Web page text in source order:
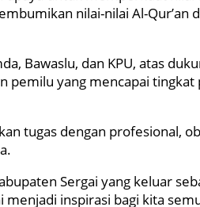
nilai-nilai Al-
Bawaslu, dan KPU, atas
yang mencapai
tugas dengan profesional,
Sergai yang keluar
inspirasi bagi kita